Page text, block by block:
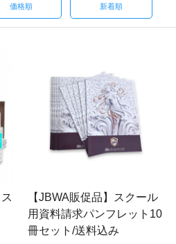
価格順 新着順
【JBWA販促品】スクール
用資料請求パンフレット10
冊セット/送料込み